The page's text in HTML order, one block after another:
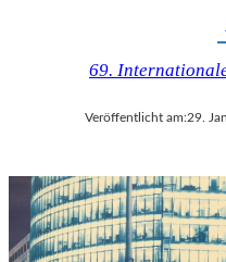
69.
Veröffentlicht am:29.